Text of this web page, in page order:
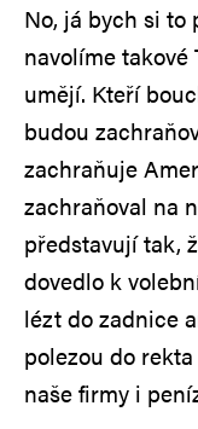
No, já bych si to
navolíme
umějí. Kteří
budou
zachraňuje
zachraňoval na
představují tak,
dovedlo k
lézt do zadnice
polezou do
naše firmy i